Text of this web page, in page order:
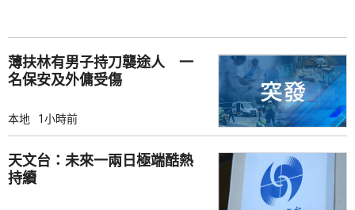
薄扶林有男子持刀襲途人 一
名保安及外傭受傷
本地 1小時前
天文台：未來一兩日極端酷熱
持續